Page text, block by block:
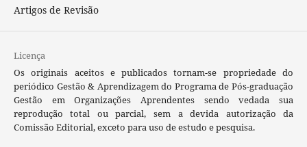
Artigos de Revisão
Licença
Os originais aceitos e publicados tornam-se propriedade do
periódico Gestão & Aprendizagem do Programa de Pós-graduação
Gestão em Organizações Aprendentes sendo vedada sua
reprodução total ou parcial, sem a devida autorização da
Comissão Editorial, exceto para uso de estudo e pesquisa.